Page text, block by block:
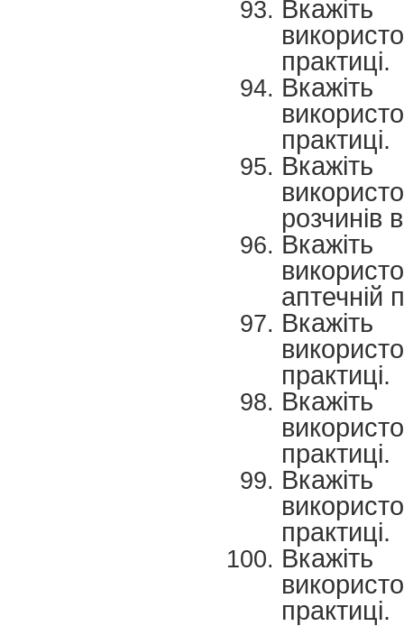
практиці.
практиці.
розчинів
аптечній
практиці.
практиці.
практиці.
практиці.